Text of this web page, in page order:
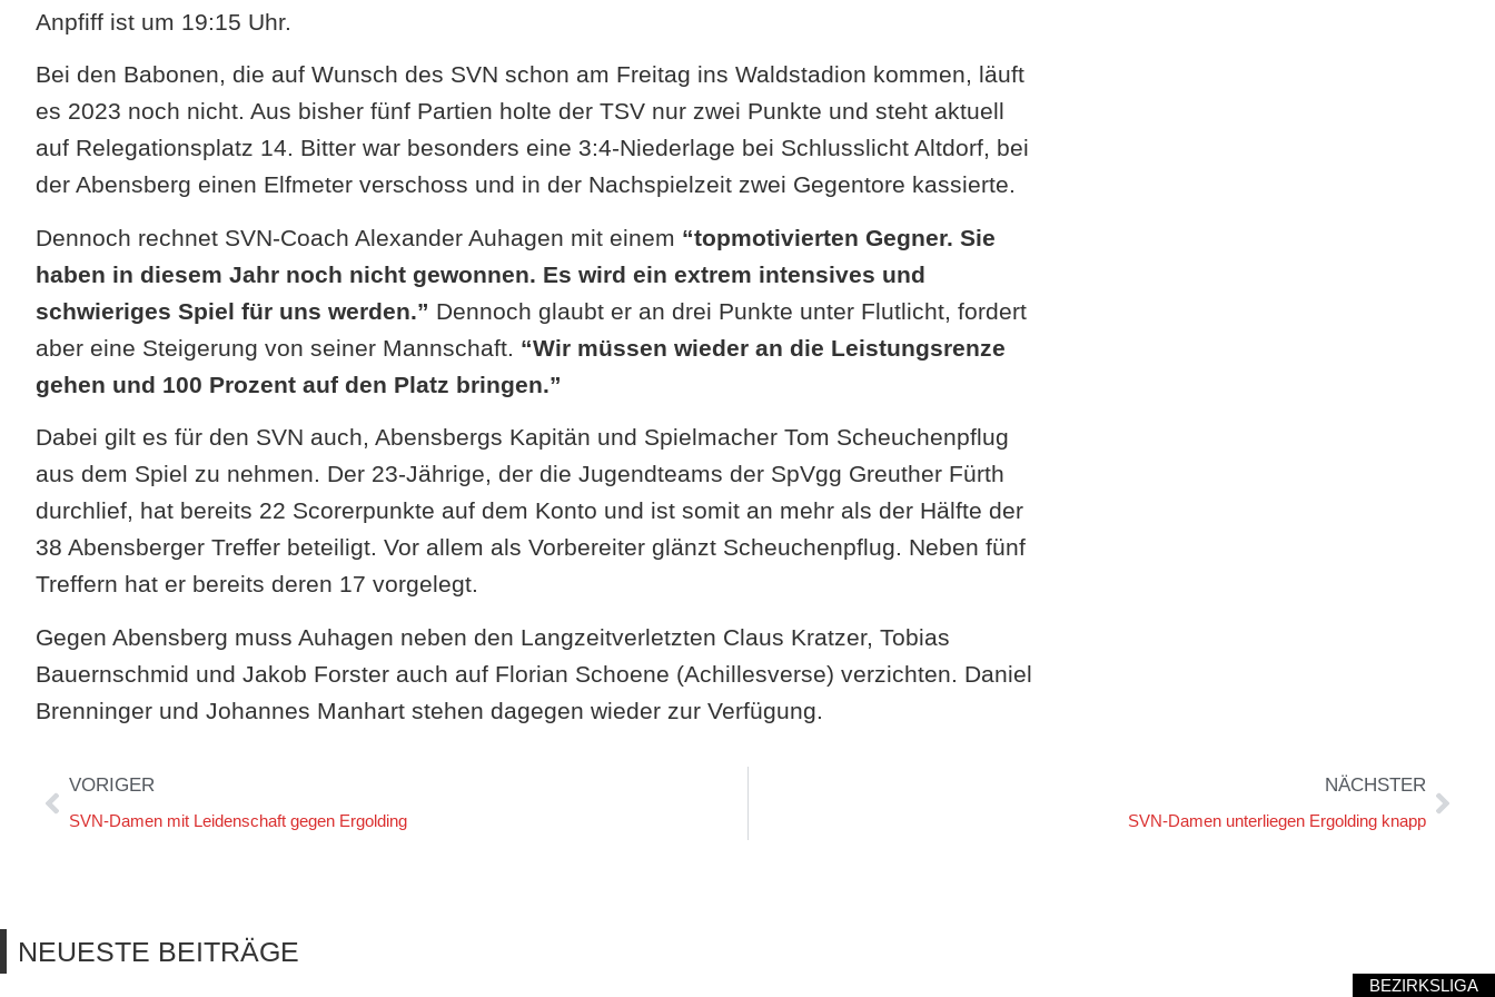
Anpfiff ist um 19:15 Uhr.
Bei den Babonen, die auf Wunsch des SVN schon am Freitag ins Waldstadion kommen, läuft
es 2023 noch nicht. Aus bisher fünf Partien holte der TSV nur zwei Punkte und steht aktuell
auf Relegationsplatz 14. Bitter war besonders eine 3:4-Niederlage bei Schlusslicht Altdorf, bei
der Abensberg einen Elfmeter verschoss und in der Nachspielzeit zwei Gegentore kassierte.
Dennoch rechnet SVN-Coach Alexander Auhagen mit einem “topmotivierten Gegner. Sie
haben in diesem Jahr noch nicht gewonnen. Es wird ein extrem intensives und
schwieriges Spiel für uns werden.” Dennoch glaubt er an drei Punkte unter Flutlicht, fordert
aber eine Steigerung von seiner Mannschaft. “Wir müssen wieder an die Leistungsrenze
gehen und 100 Prozent auf den Platz bringen.”
Dabei gilt es für den SVN auch, Abensbergs Kapitän und Spielmacher Tom Scheuchenpflug
aus dem Spiel zu nehmen. Der 23-Jährige, der die Jugendteams der SpVgg Greuther Fürth
durchlief, hat bereits 22 Scorerpunkte auf dem Konto und ist somit an mehr als der Hälfte der
38 Abensberger Treffer beteiligt. Vor allem als Vorbereiter glänzt Scheuchenpflug. Neben fünf
Treffern hat er bereits deren 17 vorgelegt.
Gegen Abensberg muss Auhagen neben den Langzeitverletzten Claus Kratzer, Tobias
Bauernschmid und Jakob Forster auch auf Florian Schoene (Achillesverse) verzichten. Daniel
Brenninger und Johannes Manhart stehen dagegen wieder zur Verfügung.
VORIGER
SVN-Damen mit Leidenschaft gegen Ergolding
NÄCHSTER
SVN-Damen unterliegen Ergolding knapp
NEUESTE BEITRÄGE
BEZIRKSLIGA